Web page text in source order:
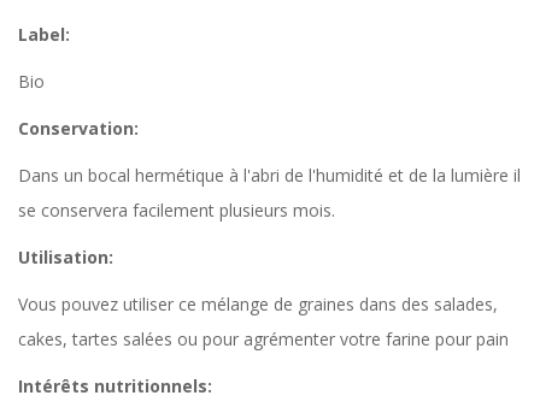
Label:
Bio
Conservation:
Dans un bocal hermétique à l'abri de l'humidité et de la lumière il
se conservera facilement plusieurs mois.
Utilisation:
Vous pouvez utiliser ce mélange de graines dans des salades,
cakes, tartes salées ou pour agrémenter votre farine pour pain
Intérêts nutritionnels: